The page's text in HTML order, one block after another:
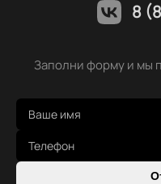
8
Заполни форму и мы